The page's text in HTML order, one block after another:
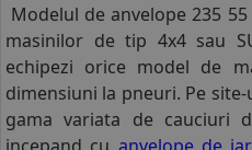
Modelul de anvelope 235
masinilor de tip 4x4 sau
echipezi orice model de
dimensiuni la pneuri. Pe
gama variata de cauciuri